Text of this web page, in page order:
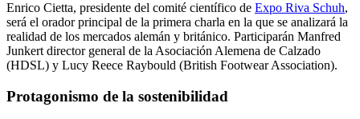
Enrico Cietta, presidente del comité científico de Expo Riva Schuh,
será el orador principal de la primera charla en la que se analizará la
realidad de los mercados alemán y británico. Participarán Manfred
Junkert director general de la Asociación Alemena de Calzado
(HDSL) y Lucy Reece Raybould (British Footwear Association).
Protagonismo de la sostenibilidad